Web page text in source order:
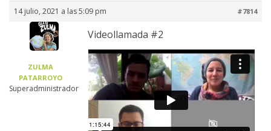
14 julio, 2021 a las 5:09 pm #7814
ZULMA
PATARROYO
Superadministrador
Videollamada #2